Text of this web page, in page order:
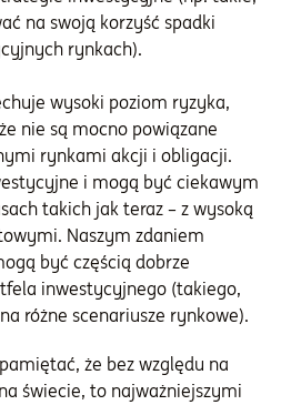
na swoją korzyść spadki
rynkach).
wysoki poziom ryzyka,
nie są mocno powiązane
rynkami akcji i obligacji.
i mogą być ciekawym
takich jak teraz – z wysoką
Naszym zdaniem
być częścią dobrze
inwestycyjnego (takiego,
różne scenariusze rynkowe).
że bez względu na
świecie, to najważniejszymi